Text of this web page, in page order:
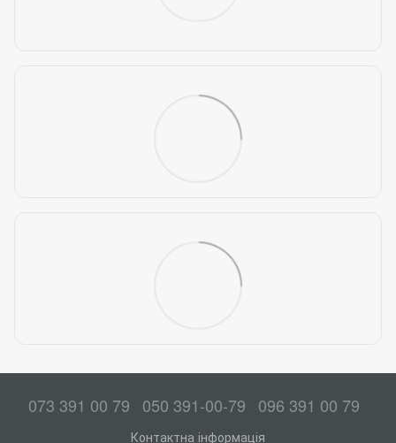
073 391 00 79 050 391-00-79 096 391 00 79
Контактна інформація